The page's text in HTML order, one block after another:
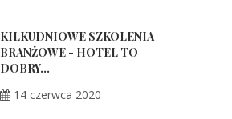
KILKUDNIOWE SZKOLENIA
BRANŻOWE - HOTEL TO
DOBRY...
14 czerwca 2020